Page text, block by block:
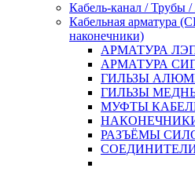
Кабель-канал / Трубы
Кабельная арматура
наконечники)
АРМАТУРА
АРМАТУРА
ГИЛЬЗЫ
ГИЛЬЗЫ
МУФТЫ
РАЗЪЁМЫ